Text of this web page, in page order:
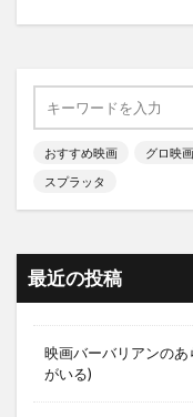
おすすめ映画 グロ映画
スプラッタ
最近の投稿
映画バーバリアンの
がいる)